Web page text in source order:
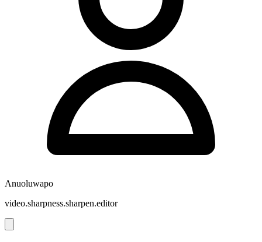
Anuoluwapo
video.sharpness.sharpen.editor